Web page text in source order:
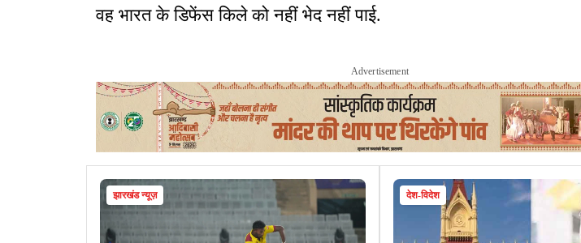
वह भारत के डिफेंस किले को नहीं भेद नहीं पाई.
Advertisement
झारखंड न्यूज़ देश-विदेश